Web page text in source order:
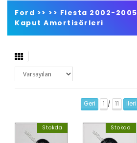
Ford >> >> Fiesta 2002-2005
Kaput Amortisörleri
Geri 1 / 11 İleri
Stokda Stokda